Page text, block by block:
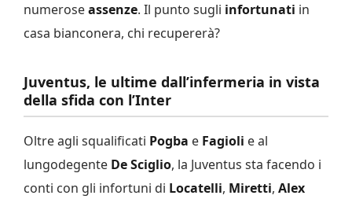
numeroseassenze. Il punto sugli infortunati in
casa bianconera, chi recupererà?
Juventus, le ultime dall’infermeria in vista
della sfida con l’Inter
Oltre agli squalificati Pogba e Fagioli e al
lungodegente De Sciglio, la Juventus sta facendo i
conti con gli infortuni di Locatelli, Miretti, Alex